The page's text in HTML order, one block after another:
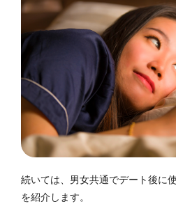
続いては、男女共通でデート後に
を紹介します。